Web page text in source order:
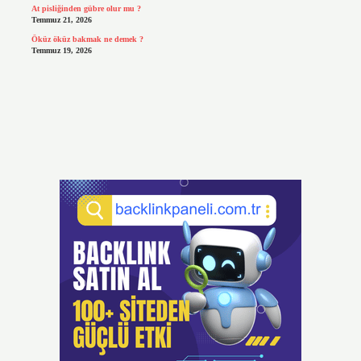
At pisliğinden gübre olur mu ?
Temmuz 21, 2026
Öküz öküz bakmak ne demek ?
Temmuz 19, 2026